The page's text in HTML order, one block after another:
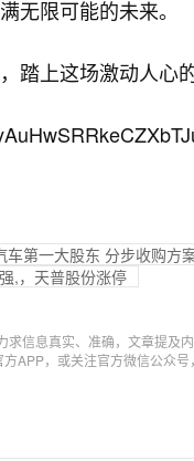
无限可能的未来。
踏上这场激动人心
第一大股东 分步收购方
,，天普股份涨停
求信息真实、准确，文章提及
方APP，或关注官方微信公众